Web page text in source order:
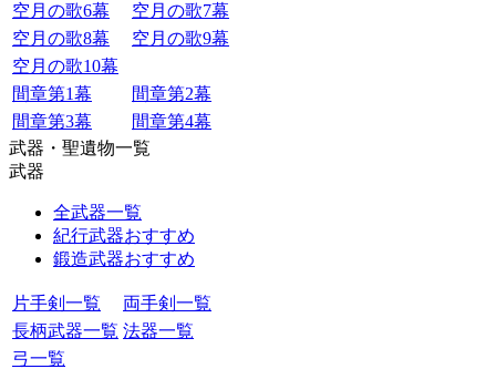
空月の歌6幕
空月の歌7幕
空月の歌8幕
空月の歌9幕
空月の歌10幕
間章第1幕
間章第2幕
間章第3幕
間章第4幕
武器・聖遺物一覧
武器
全武器一覧
紀行武器おすすめ
鍛造武器おすすめ
片手剣一覧
両手剣一覧
長柄武器一覧 法器一覧
弓一覧